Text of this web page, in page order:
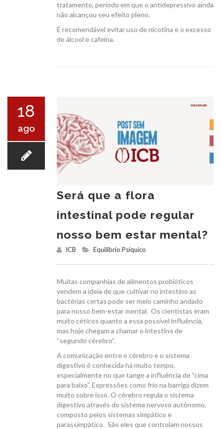
tratamento, período em que o antidepressivo ainda
não alcançou seu efeito pleno.
É recomendável evitar uso de nicotina e o excesso
de álcool e cafeína.
18
ago
Será que a flora
intestinal pode regular
nosso bem estar mental?
ICB Equilíbrio Psíquico
Muitas companhias de alimentos probióticos
vendem a ideia de que cultivar no intestino as
bactérias certas pode ser meio caminho andado
para nosso bem-estar mental. Os cientistas eram
muito céticos quanto a essa possível influência,
mas hoje chegam a chamar o intestino de
“segundo cérebro”.
A comunicação entre o cérebro e o sistema
digestivo é conhecida há muito tempo,
especialmente no que tange a influência de “cima
para baixo”. Expressões como frio na barriga dizem
muito sobre isso. O cérebro regula o sistema
digestivo através do sistema nervoso autônomo,
composto pelos sistemas simpático e
parassimpático. São eles que controlam nossos